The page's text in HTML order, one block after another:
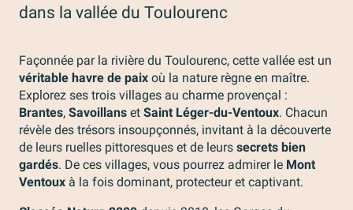
dans la vallée du Toulourenc
Façonnée par la rivière du Toulourenc, cette vallée est un
véritable havre de paix où la nature règne en maître.
Explorez ses trois villages au charme provençal :
Brantes, Savoillans et Saint Léger-du-Ventoux. Chacun
révèle des trésors insoupçonnés, invitant à la découverte
de leurs ruelles pittoresques et de leurs secrets bien
gardés. De ces villages, vous pourrez admirer le Mont
Ventoux à la fois dominant, protecteur et captivant.